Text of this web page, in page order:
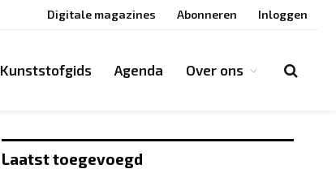
Digitale magazines Abonneren Inloggen
Kunststofgids Agenda Over ons
Laatst toegevoegd